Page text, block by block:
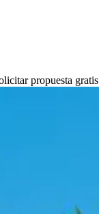
propuesta gratis